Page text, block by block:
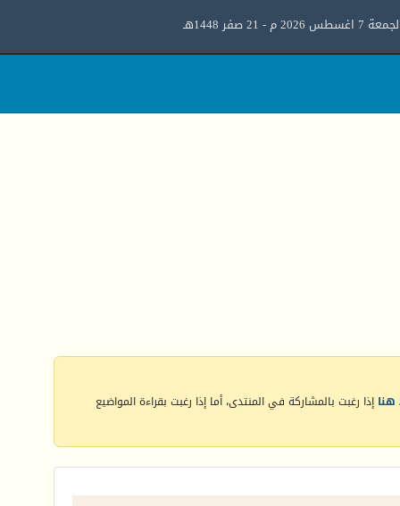
7 اغسطس 2026 م - 21 صفر 1448هـ
هنا إذا رغبت بالمشاركة في المنتدى، أما إذا رغبت بقراءة المواضيع